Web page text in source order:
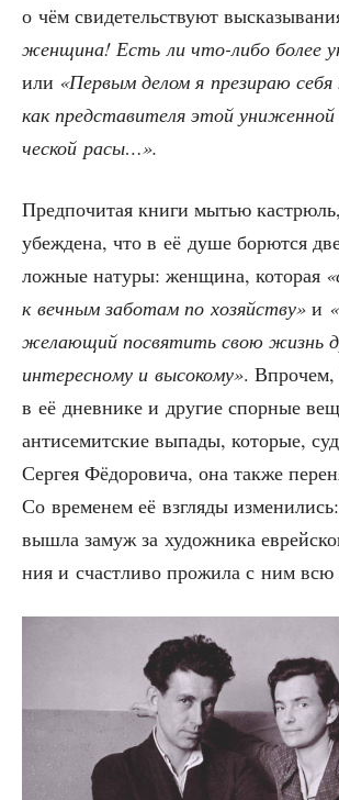
о чём сви­де­тель­ству­ют
жен­щи­на! Есть ли что-либо более
или «Пер­вым делом я пре­зи­раю
как пред­ста­ви­те­ля этой
че­ской расы…».
Пред­по­чи­тая кни­ги мытью
убеж­де­на, что в её душе борют­ся
лож­ные нату­ры: жен­щи­на, кото­рая
к веч­ным забо­там по хозяй­ству» и
жела­ю­щий посвя­тить свою жизнь
инте­рес­но­му и высо­ко­му».
в её днев­ни­ке и дру­гие спор­ные
анти­се­мит­ские выпа­ды, кото­рые,
Сер­гея Фёдо­ро­ви­ча, она так­же
Со вре­ме­нем её взгля­ды
вышла замуж за худож­ни­ка
ния и счаст­ли­во про­жи­ла с ним всю